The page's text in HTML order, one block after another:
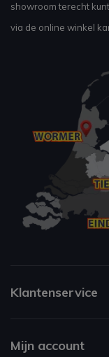
showroom terecht
via de online winkel
Klantenservice
Mijn account